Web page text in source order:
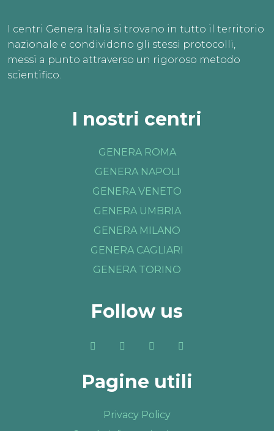
I centri Genera Italia si trovano in tutto il territorio
nazionale e condividono gli stessi protocolli,
messi a punto attraverso un rigoroso metodo
scientifico.
I nostri centri
GENERA ROMA
GENERA NAPOLI
GENERA VENETO
GENERA UMBRIA
GENERA MILANO
GENERA CAGLIARI
GENERA TORINO
Follow us
Pagine utili
Privacy Policy